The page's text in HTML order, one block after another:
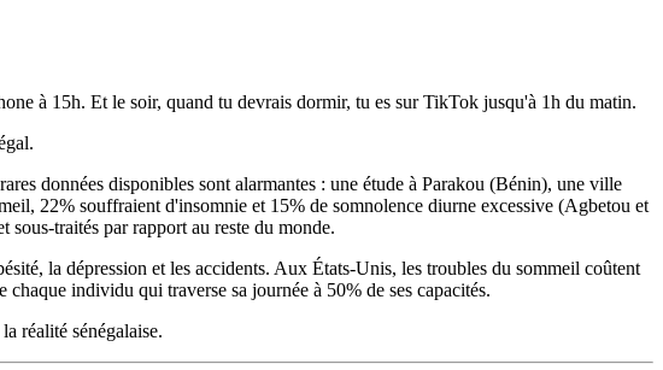
à 15h. Et le soir, quand tu devrais dormir, tu es sur TikTok jusqu'à 1h du matin.
données disponibles sont alarmantes : une étude à Parakou (Bénin), une ville
22% souffraient d'insomnie et 15% de somnolence diurne excessive (Agbetou et
traités par rapport au reste du monde.
la dépression et les accidents. Aux États-Unis, les troubles du sommeil coûtent
individu qui traverse sa journée à 50% de ses capacités.
réalité sénégalaise.